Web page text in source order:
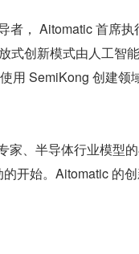
者， Aitomatic 首席
式创新模式由人工智
用 SemiKong 创建
家、半导体行业模型
开始。Aitomatic 的